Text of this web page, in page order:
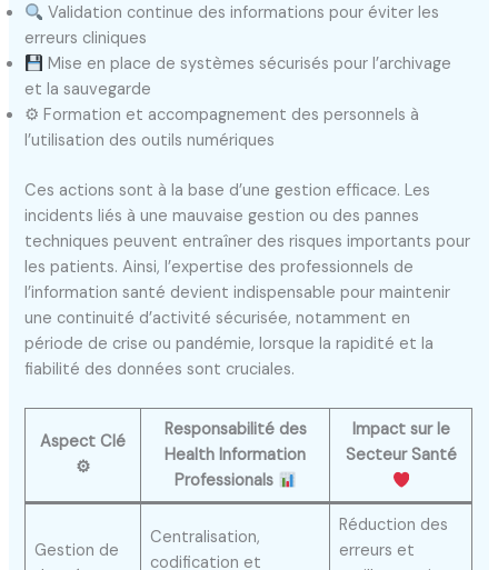
Validation continue des informations pour éviter les
erreurs cliniques
Mise en place de systèmes sécurisés pour l’archivage
et la sauvegarde
⚙ Formation et accompagnement des personnels à
l’utilisation des outils numériques
Ces actions sont à la base d’une gestion efficace. Les
incidents liés à une mauvaise gestion ou des pannes
techniques peuvent entraîner des risques importants pour
les patients. Ainsi, l’expertise des professionnels de
l’information santé devient indispensable pour maintenir
une continuité d’activité sécurisée, notamment en
période de crise ou pandémie, lorsque la rapidité et la
fiabilité des données sont cruciales.
Aspect Clé
⚙
Responsabilité des
Health Information
Professionals
Impact sur le
Secteur Santé
Gestion de
Centralisation,
codification et
Réduction des
erreurs et